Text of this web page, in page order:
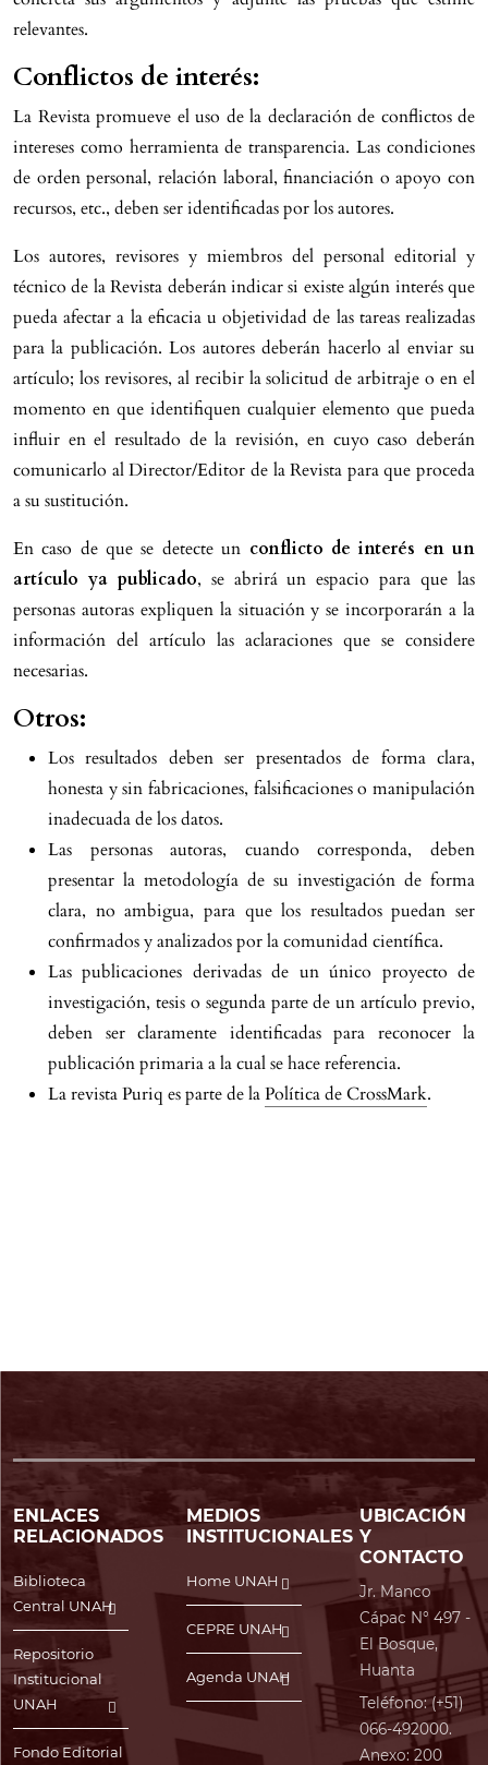
relevantes.
Conflictos de interés:
La Revista promueve el uso de la declaración de conflictos de
intereses como herramienta de transparencia. Las condiciones
de orden personal, relación laboral, financiación o apoyo con
recursos, etc., deben ser identificadas por los autores.
Los autores, revisores y miembros del personal editorial y
técnico de la Revista deberán indicar si existe algún interés que
pueda afectar a la eficacia u objetividad de las tareas realizadas
para la publicación. Los autores deberán hacerlo al enviar su
artículo; los revisores, al recibir la solicitud de arbitraje o en el
momento en que identifiquen cualquier elemento que pueda
influir en el resultado de la revisión, en cuyo caso deberán
comunicarlo al Director/Editor de la Revista para que proceda
a su sustitución.
En caso de que se detecte un conflicto de interés en un
artículo ya publicado, se abrirá un espacio para que las
personas autoras expliquen la situación y se incorporarán a la
información del artículo las aclaraciones que se considere
necesarias.
Otros:
Los resultados deben ser presentados de forma clara,
honesta y sin fabricaciones, falsificaciones o manipulación
inadecuada de los datos.
Las personas autoras, cuando corresponda, deben
presentar la metodología de su investigación de forma
clara, no ambigua, para que los resultados puedan ser
confirmados y analizados por la comunidad científica.
Las publicaciones derivadas de un único proyecto de
investigación, tesis o segunda parte de un artículo previo,
deben ser claramente identificadas para reconocer la
publicación primaria a la cual se hace referencia.
La revista Puriq es parte de laPolítica de CrossMark.
ENLACES
RELACIONADOS
Biblioteca
Central UNAH
Repositorio
Institucional
UNAH
Fondo Editorial
MEDIOS
INSTITUCIONALES
Home UNAH
CEPRE UNAH
Agenda UNAH
UBICACIÓN
Y
CONTACTO
Jr. Manco
Cápac N° 497 -
El Bosque,
Huanta
Teléfono: (+51)
066-492000.
Anexo: 200